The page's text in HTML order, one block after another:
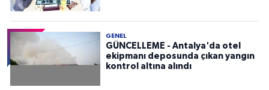
GENEL
GÜNCELLEME - Antalya'da otel
ekipmanı deposunda çıkan yangın
kontrol altına alındı